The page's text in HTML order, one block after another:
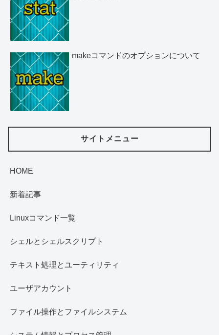
makeコマンドのオプションについて
サイトメニュー
HOME
新着記事
Linuxコマンド一覧
シェルとシェルスクリプト
テキスト処理とユーティリティ
ユーザアカウント
ファイル操作とファイルシステム